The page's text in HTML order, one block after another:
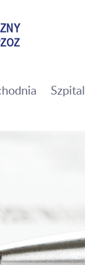
SPZOZ
Szpital